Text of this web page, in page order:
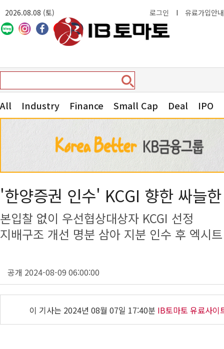
2026.08.08 (토) 로그인 I 유료가입안내
All Industry Finance Small Cap Deal IPO
'한양증권 인수' KCGI 향한 싸늘
본입찰 없이 우선협상대상자 KCGI 선정
지배구조 개선 명분 삼아 지분 인수 후 엑시트
공개 2024-08-09 06:00:00
이 기사는 2024년 08월 07일 17:40분 IB토마토 유료사이